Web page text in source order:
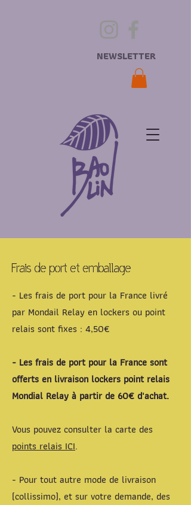
NEWSLETTER
Frais de port et emballage
- Les frais de port pour la France livré
par Mondail Relay en lockers ou point
relais sont fixes : 4,50€
- Les frais de port pour la France sont
offerts en livraison lockers point relais
Mondial Relay à partir de 60€ d'achat.
Vous pouvez consulter la carte des
points relais ICI.
- Pour tout autre mode de livraison
(collissimo), et sur votre demande, des